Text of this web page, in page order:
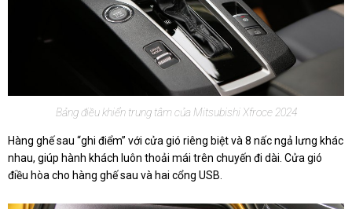
Bảng điều khiển trung tâm của Mitsubishi Xfroce 2024
Hàng ghế sau “ghi điểm” với cửa gió riêng biệt và 8 nấc ngả lưng khác
nhau, giúp hành khách luôn thoải mái trên chuyến đi dài. Cửa gió
điều hòa cho hàng ghế sau và hai cổng USB.